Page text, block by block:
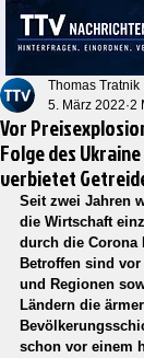
Vor
Folge des
verbietet
Thomas Tratnik
5. März 2022 2
Seit zwei Jahren
die Wirtschaft
durch die Corona
Betroffen sind
und Regionen
Ländern die
schon vor einem